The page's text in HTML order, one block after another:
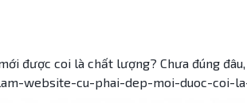
được coi là chất lượng? Chưa đúng
website-cu-phai-dep-moi-duoc-coi-